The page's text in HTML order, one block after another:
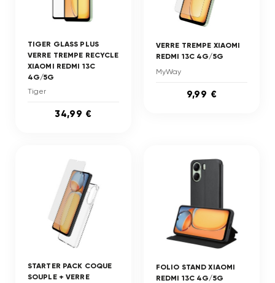
TIGER GLASS PLUS
VERRE TREMPE RECYCLE
XIAOMI REDMI 13C
4G/5G
Tiger
34,99 €
VERRE TREMPE XIAOMI
REDMI 13C 4G/5G
MyWay
9,99 €
STARTER PACK COQUE
SOUPLE + VERRE
FOLIO STAND XIAOMI
REDMI 13C 4G/5G